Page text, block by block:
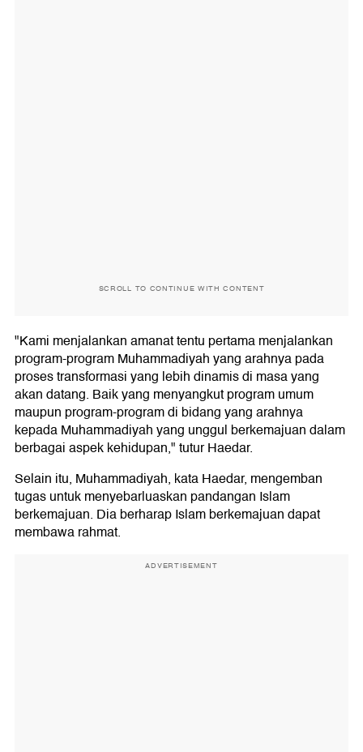
SCROLL TO CONTINUE WITH CONTENT
"Kami menjalankan amanat tentu pertama menjalankan
program-program Muhammadiyah yang arahnya pada
proses transformasi yang lebih dinamis di masa yang
akan datang. Baik yang menyangkut program umum
maupun program-program di bidang yang arahnya
kepada Muhammadiyah yang unggul berkemajuan dalam
berbagai aspek kehidupan," tutur Haedar.
Selain itu, Muhammadiyah, kata Haedar, mengemban
tugas untuk menyebarluaskan pandangan Islam
berkemajuan. Dia berharap Islam berkemajuan dapat
membawa rahmat.
ADVERTISEMENT